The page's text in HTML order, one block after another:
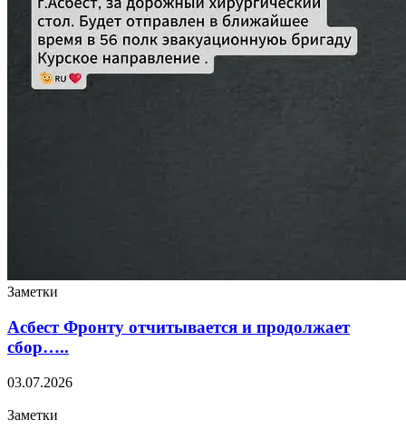
Заметки
Асбест Фронту отчитывается и продолжает
сбор…..
03.07.2026
Заметки